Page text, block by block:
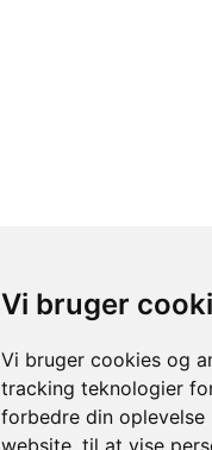
Vi bruger
Vi bruger cookies og
tracking teknologier
forbedre din oplevelse
website, til at vise